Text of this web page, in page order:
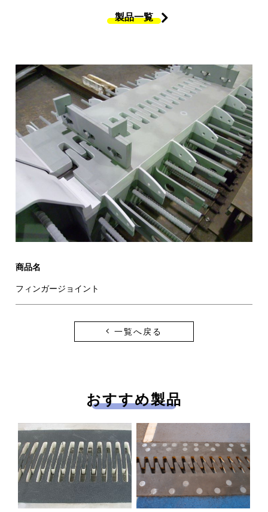
採用メッセージ 働く人を知る
弊社の強み 社員インタビュー
プロジェクトストーリー
新卒採用向け 中途採用向け
求人エントリー
新着情報 お問い合わせ
製品一覧
商品名
フィンガージョイント
一覧へ戻る
おすすめ製品